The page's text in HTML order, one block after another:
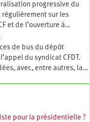
progressive du
sur les
et de l’ouverture à…
de bus du dépôt
du syndicat CFDT.
avec, entre autres, la…
pour la présidentielle ?